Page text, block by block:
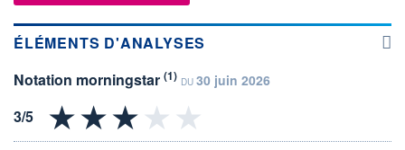
ÉLÉMENTS D'ANALYSES
Notation morningstar (1) DU 30 juin 2026